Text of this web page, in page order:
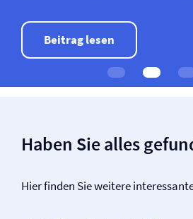
Beitrag lesen
Haben Sie alles
Hier finden Sie weitere